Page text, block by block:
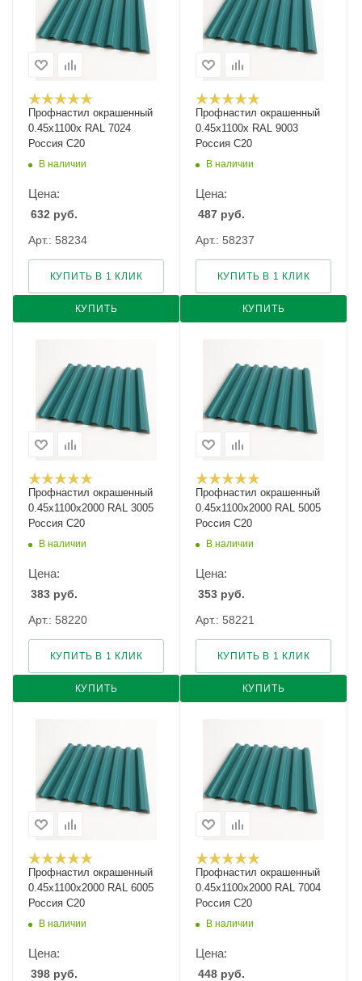
Профнастил окрашенный
0.45х1100х RAL 7024
Россия С20
В наличии
Цена:
632 руб.
Арт.: 58234
КУПИТЬ
КУПИТЬ В 1 КЛИК
Профнастил окрашенный
0.45х1100х RAL 9003
Россия С20
В наличии
Цена:
487 руб.
Арт.: 58237
КУПИТЬ
КУПИТЬ В 1 КЛИК
Профнастил окрашенный
0.45х1100х2000 RAL 3005
Россия С20
В наличии
Цена:
383 руб.
Арт.: 58220
КУПИТЬ
КУПИТЬ В 1 КЛИК
Профнастил окрашенный
0.45х1100х2000 RAL 5005
Россия С20
В наличии
Цена:
353 руб.
Арт.: 58221
КУПИТЬ
КУПИТЬ В 1 КЛИК
Профнастил окрашенный
0.45х1100х2000 RAL 6005
Россия С20
В наличии
Цена:
398 руб.
Профнастил окрашенный
0.45х1100х2000 RAL 7004
Россия С20
В наличии
Цена:
448 руб.